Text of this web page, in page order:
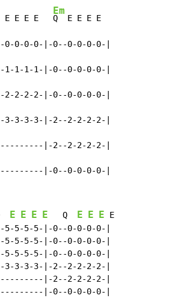
E E E E
Em
Q  E E E E
0-0-0-|-0--0-0-0-0-|
1-1-1-|-0--0-0-0-0-|
2-2-2-|-0--0-0-0-0-|
3-3-3-|-2--2-2-2-2-|
|-2--2-2-2-2-|
|-0--0-0-0-0-|
E E E E
   Q
E E E E
5-5-5-|-0--0-0-0-0-|
5-5-5-|-0--0-0-0-0-|
5-5-5-|-0--0-0-0-0-|
3-3-3-|-2--2-2-2-2-|
|-2--2-2-2-2-|
|-0--0-0-0-0-|